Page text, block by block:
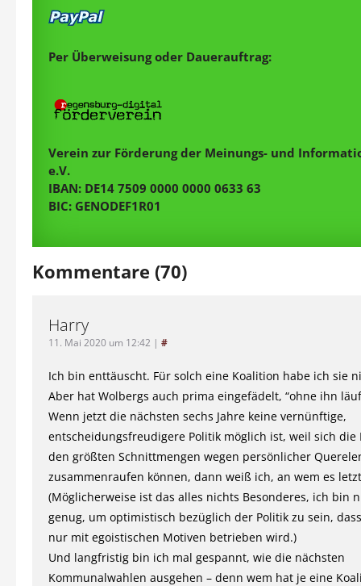
Per Überweisung oder Dauerauftrag:
Verein zur Förderung der Meinungs- und
e.V.
IBAN: DE14 7509 0000 0000 0633 63
BIC: GENODEF1R01
Kommentare (70)
Harry
11. Mai 2020 um 12:42 | #
Ich bin enttäuscht. Für solch eine Koalition habe ich sie
Aber hat Wolbergs auch prima eingefädelt, “ohne ihn
Wenn jetzt die nächsten sechs Jahre keine vernünftige,
entscheidungsfreudigere Politik möglich ist, weil sich die
den größten Schnittmengen wegen persönlicher
zusammenraufen können, dann weiß ich, an wem es
(Möglicherweise ist das alles nichts Besonderes, ich bin
genug, um optimistisch bezüglich der Politik zu sein,
nur mit egoistischen Motiven betrieben wird.)
Und langfristig bin ich mal gespannt, wie die nächsten
Kommunalwahlen ausgehen – denn wem hat je eine